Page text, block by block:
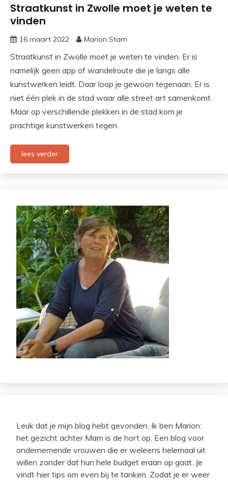
Straatkunst in Zwolle moet je weten te
vinden
16 maart 2022 Marion Stam
Straatkunst in Zwolle moet je weten te vinden. Er is
namelijk geen app of wandelroute die je langs alle
kunstwerken leidt. Daar loop je gewoon tegenaan. Er is
niet één plek in de stad waar alle street art samenkomt.
Maar op verschillende plekken in de stad kom je
prachtige kunstwerken tegen.
lees verder
Leuk dat je mijn blog hebt gevonden. Ik ben Marion:
het gezicht achter Mam is de hort op. Een blog voor
ondernemende vrouwen die er weleens helemaal uit
willen zonder dat hun hele budget eraan op gaat. Je
vindt hier tips om even bij te tanken. Zodat je er weer